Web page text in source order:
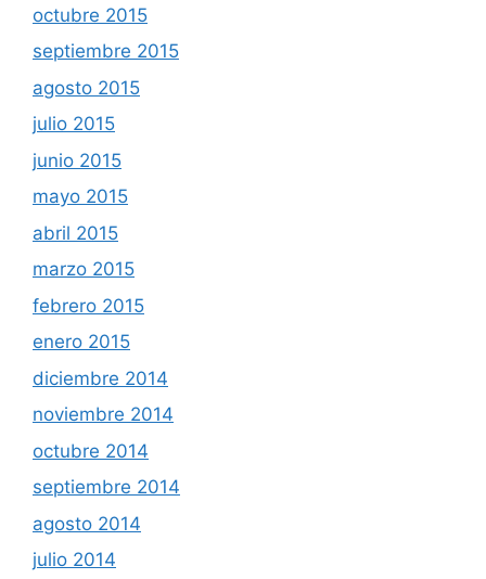
octubre 2015
septiembre 2015
agosto 2015
julio 2015
junio 2015
mayo 2015
abril 2015
marzo 2015
febrero 2015
enero 2015
diciembre 2014
noviembre 2014
octubre 2014
septiembre 2014
agosto 2014
julio 2014